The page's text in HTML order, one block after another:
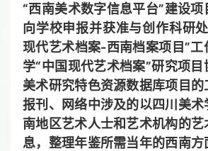
“西南美术数字信息平台”建设
向学校申报并获准与创作科研
现代艺术档案-西南档案项目”工
学“中国现代艺术档案”研究项
美术研究特色资源数据库项目
报刊、网络中涉及的以四川美
南地区艺术人士和艺术机构的
息，整理年鉴所需当年的西南